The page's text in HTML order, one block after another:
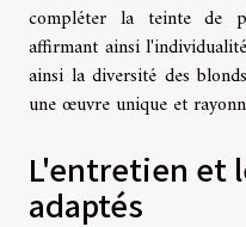
compléter la teinte de
affirmant ainsi
ainsi la diversité des
une œuvre unique et
L'entretien et
adaptés